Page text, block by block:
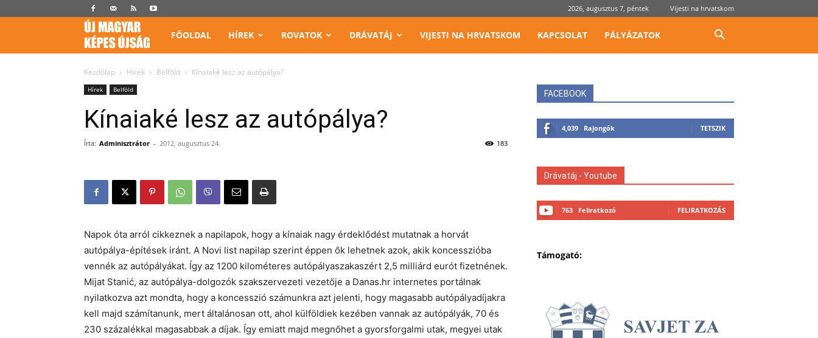
2026, augusztus 7, péntek Vijesti na hrvatskom
Képes
Újság
FŐOLDAL HÍREK ROVATOK DRÁVATÁJ VIJESTI NA HRVATSKOM KAPCSOLAT PÁLYÁZATOK
Kezdőlap Hírek Belföld Kínaiaké lesz az autópálya?
Hírek Belföld
Kínaiaké lesz az autópálya?
Írta: Adminisztrátor - 2012, augusztus 24. 183
Napok óta arról cikkeznek a napilapok, hogy a kínaiak nagy érdeklődést mutatnak a horvát
autópálya-építések iránt. A Novi list napilap szerint éppen ők lehetnek azok, akik koncesszióba
vennék az autópályákat. Így az 1200 kilométeres autópályaszakaszért 2,5 milliárd eurót fizetnének.
Mijat Stanić, az autópálya-dolgozók szakszervezeti vezetője a Danas.hr internetes portálnak
nyilatkozva azt mondta, hogy a koncesszió számunkra azt jelenti, hogy magasabb autópályadíjakra
kell majd számítanunk, mert általánosan ott, ahol külföldiek kezében vannak az autópályák, 70 és
230 százalékkal magasabbak a díjak. Így emiatt majd megnőhet a gyorsforgalmi utak, megyei utak
FACEBOOK
4,039 Rajongók TETSZIK
Drávatáj - Youtube
763 Feliratkozó FELIRATKOZÁS
Támogató: